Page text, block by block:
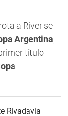
a River se
Argentina,
título
Rivadavia